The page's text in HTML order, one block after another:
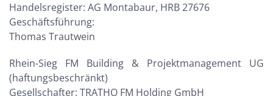
Handelsregister: AG Montabaur, HRB 27676
Geschäftsführung:
Thomas Trautwein
Rhein-Sieg FM Building & Projektmanagement UG
(haftungsbeschränkt)
Gesellschafter: TRATHO FM Holding GmbH